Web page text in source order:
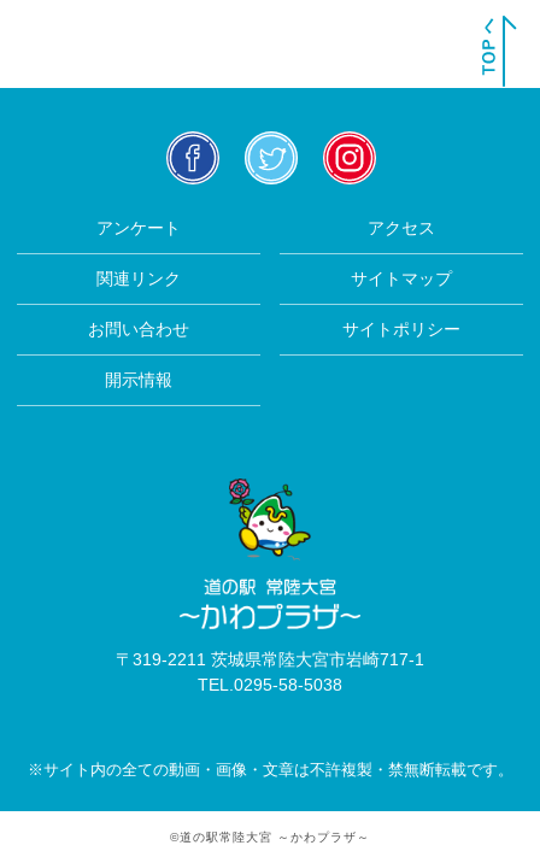
アンケート
アクセス
関連リンク サイトマップ
お問い合わせ サイトポリシー
開示情報
〒319-2211 茨城県常陸大宮市岩崎717-1
TEL.0295-58-5038
※サイト内の全ての動画・画像・文章は不許複製・禁無断転載です。
©道の駅常陸大宮 ～かわプラザ～